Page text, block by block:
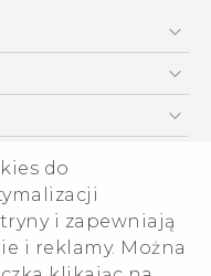
do
i zapewniają
i reklamy. Można
regulacje prawne